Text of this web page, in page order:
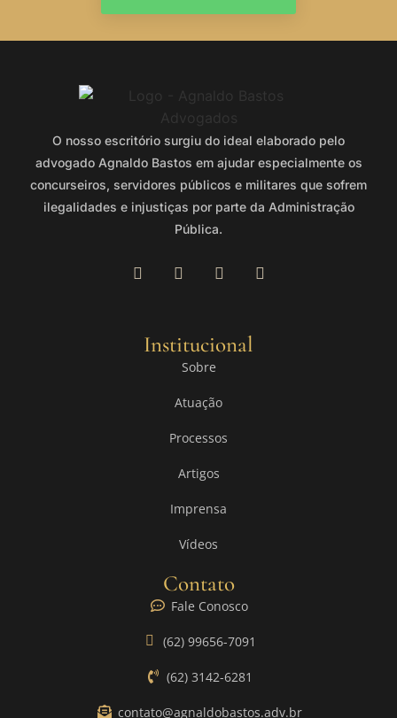
O nosso escritório surgiu do ideal elaborado pelo
advogado Agnaldo Bastos em ajudar especialmente os
concurseiros, servidores públicos e militares que sofrem
ilegalidades e injustiças por parte da Administração
Pública.
Institucional
Sobre
Atuação
Processos
Artigos
Imprensa
Vídeos
Contato
Fale Conosco
(62) 99656-7091
(62) 3142-6281
contato@agnaldobastos.adv.br